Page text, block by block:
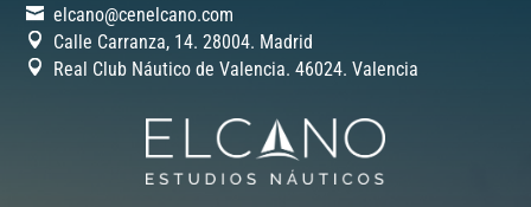
elcano@cenelcano.com
Calle Carranza, 14. 28004. Madrid
Real Club Náutico de Valencia. 46024. Valencia